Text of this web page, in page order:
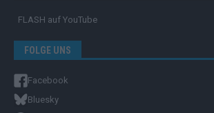
FLASH auf YouTube
FOLGE UNS
Facebook
Bluesky